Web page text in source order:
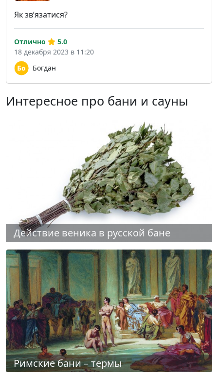
Як звʼязатися?
Богдан
Отлично
5.0
18 декабря 2023 в 11:20
Интересное про бани и сауны
Действие веника в русской бане
Римские бани – термы